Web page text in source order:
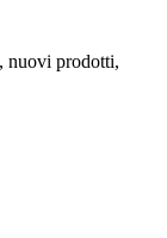
nuovi prodotti,